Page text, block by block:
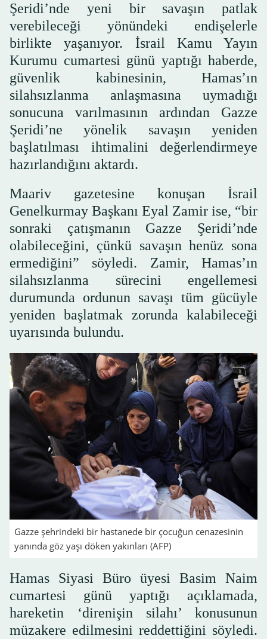
Şeridi’nde yeni bir savaşın patlak
verebileceği yönündeki endişelerle
birlikte yaşanıyor. İsrail Kamu Yayın
Kurumu cumartesi günü yaptığı haberde,
güvenlik kabinesinin, Hamas’ın
silahsızlanma anlaşmasına uymadığı
sonucuna varılmasının ardından Gazze
Şeridi’ne yönelik savaşın yeniden
başlatılması ihtimalini değerlendirmeye
hazırlandığını aktardı.
Maariv gazetesine konuşan İsrail
Genelkurmay Başkanı Eyal Zamir ise, “bir
sonraki çatışmanın Gazze Şeridi’nde
olabileceğini, çünkü savaşın henüz sona
ermediğini” söyledi. Zamir, Hamas’ın
silahsızlanma sürecini engellemesi
durumunda ordunun savaşı tüm gücüyle
yeniden başlatmak zorunda kalabileceği
uyarısında bulundu.
Gazze şehrindeki bir hastanede bir çocuğun cenazesinin
yanında göz yaşı döken yakınları (AFP)
Hamas Siyasi Büro üyesi Basim Naim
cumartesi günü yaptığı açıklamada,
hareketin ‘direnişin silahı’ konusunun
müzakere edilmesini reddettiğini söyledi.